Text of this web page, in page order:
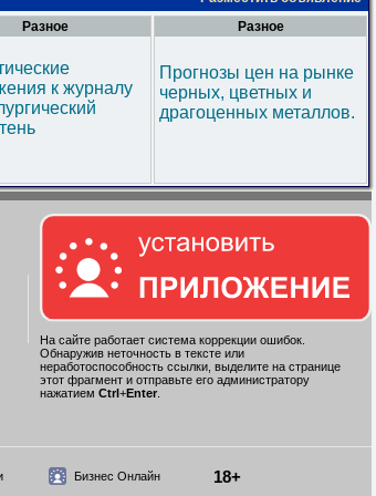
Разное
к журналу
Разное
Прогнозы цен на рынке
черных, цветных и
драгоценных металлов.
На сайте работает система коррекции ошибок.
Обнаружив неточность в тексте или
неработоспособность ссылки, выделите на странице
этот фрагмент и отправьте его администратору
нажатием Ctrl +Enter.
Бизнес Онлайн 18+